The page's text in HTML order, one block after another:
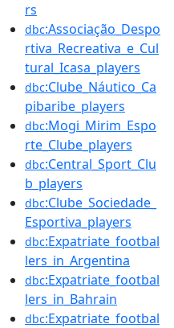
rs
dbc:Associação_Despo
rtiva_Recreativa_e_Cul
tural_Icasa_players
dbc:Clube_Náutico_Ca
pibaribe_players
dbc:Mogi_Mirim_Espo
rte_Clube_players
dbc:Central_Sport_Clu
b_players
dbc:Clube_Sociedade_
Esportiva_players
dbc:Expatriate_footbal
lers_in_Argentina
dbc:Expatriate_footbal
lers_in_Bahrain
dbc:Expatriate_footbal